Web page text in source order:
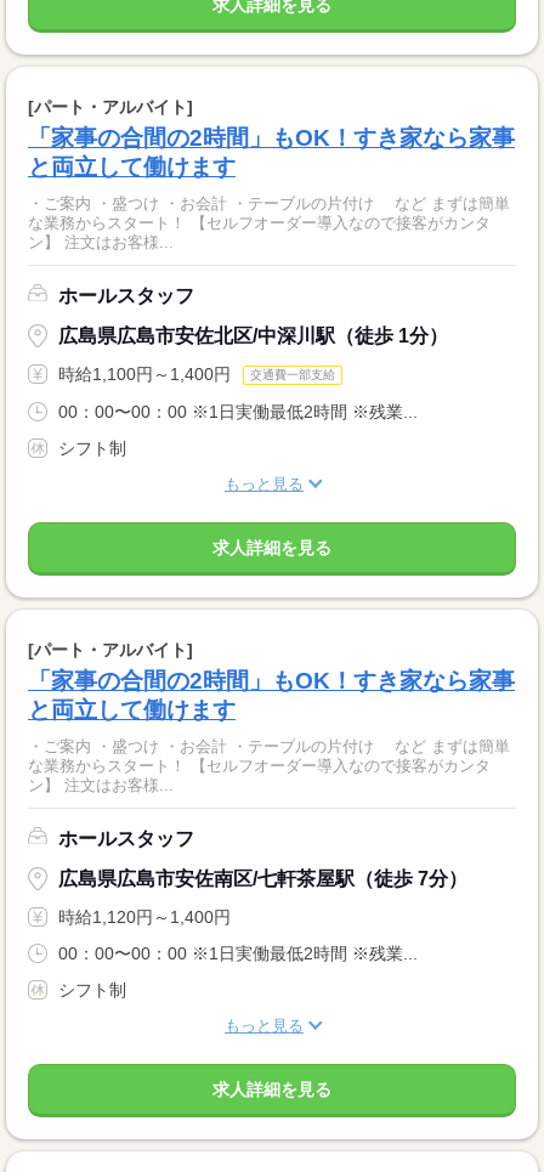
求人詳細を見る
[パート・アルバイト]
「家事の合間の2時間」もOK！すき家なら家事
と両立して働けます
・ご案内 ・盛つけ ・お会計 ・テーブルの片付け など まずは簡単
な業務からスタート！ 【セルフオーダー導入なので接客がカンタ
ン】 注文はお客様...
ホールスタッフ
広島県広島市安佐北区/中深川駅（徒歩 1分）
時給1,100円～1,400円 交通費一部支給
00：00〜00：00 ※1日実働最低2時間 ※残業...
シフト制
もっと見る
求人詳細を見る
[パート・アルバイト]
「家事の合間の2時間」もOK！すき家なら家事
と両立して働けます
・ご案内 ・盛つけ ・お会計 ・テーブルの片付け など まずは簡単
な業務からスタート！ 【セルフオーダー導入なので接客がカンタ
ン】 注文はお客様...
ホールスタッフ
広島県広島市安佐南区/七軒茶屋駅（徒歩 7分）
時給1,120円～1,400円
00：00〜00：00 ※1日実働最低2時間 ※残業...
シフト制
もっと見る
求人詳細を見る